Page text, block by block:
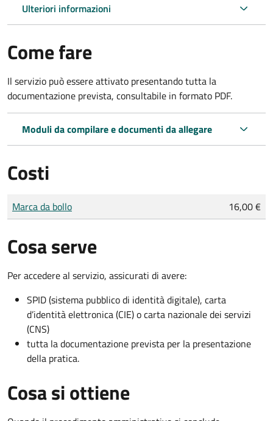
Ulteriori informazioni
Come fare
Il servizio può essere attivato presentando tutta la
documentazione prevista, consultabile in formato PDF.
Moduli da compilare e documenti da allegare
Costi
Tipo di pagamento
Importo
Marca da bollo 16,00 €
Cosa serve
Per accedere al servizio, assicurati di avere:
SPID (sistema pubblico di identità digitale), carta
d’identità elettronica (CIE) o carta nazionale dei servizi
(CNS)
tutta la documentazione prevista per la presentazione
della pratica.
Cosa si ottiene